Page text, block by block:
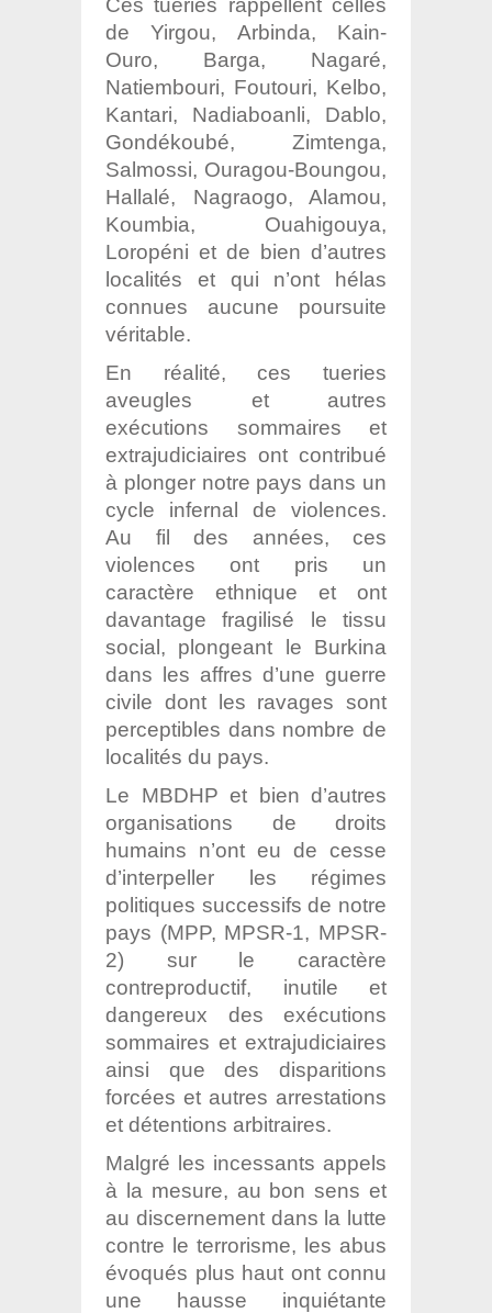
de Yirgou, Arbinda, Kain-
Ouro, Barga, Nagaré,
Natiembouri, Foutouri, Kelbo,
Kantari, Nadiaboanli, Dablo,
Gondékoubé, Zimtenga,
Salmossi, Ouragou-Boungou,
Hallalé, Nagraogo, Alamou,
Koumbia, Ouahigouya,
Loropéni et de bien d’autres
localités et qui n’ont hélas
connues aucune poursuite
véritable.
En réalité, ces tueries
aveugles et autres
exécutions sommaires et
extrajudiciaires ont contribué
à plonger notre pays dans un
cycle infernal de violences.
Au fil des années, ces
violences ont pris un
caractère ethnique et ont
davantage fragilisé le tissu
social, plongeant le Burkina
dans les affres d’une guerre
civile dont les ravages sont
perceptibles dans nombre de
localités du pays.
Le MBDHP et bien d’autres
organisations de droits
humains n’ont eu de cesse
d’interpeller les régimes
politiques successifs de notre
pays (MPP, MPSR-1, MPSR-
2) sur le caractère
contreproductif, inutile et
dangereux des exécutions
sommaires et extrajudiciaires
ainsi que des disparitions
forcées et autres arrestations
et détentions arbitraires.
Malgré les incessants appels
à la mesure, au bon sens et
au discernement dans la lutte
contre le terrorisme, les abus
évoqués plus haut ont connu
une hausse inquiétante